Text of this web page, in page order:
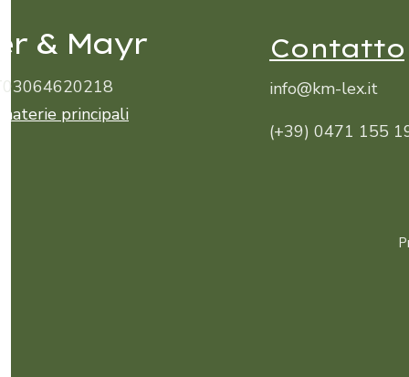
& Mayr Contatto
principali
info@km-lex.it
(+39) 0471 155